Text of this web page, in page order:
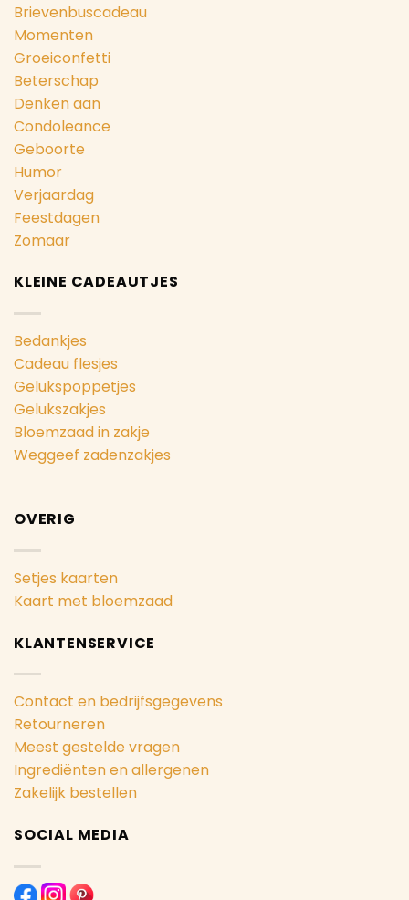
Brievenbuscadeau
Momenten
Groeiconfetti
Beterschap
Denken aan
Condoleance
Geboorte
Humor
Verjaardag
Feestdagen
Zomaar
KLEINE CADEAUTJES
Bedankjes
Cadeau flesjes
Gelukspoppetjes
Gelukszakjes
Bloemzaad in zakje
Weggeef zadenzakjes
OVERIG
Setjes kaarten
Kaart met bloemzaad
KLANTENSERVICE
Contact en bedrijfsgegevens
Retourneren
Meest gestelde vragen
Ingrediënten en allergenen
Zakelijk bestellen
SOCIAL MEDIA